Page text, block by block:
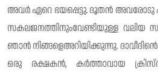
അവർ ഏറെ ഭയപ്പെട്ടു. ദൂതൻ അവരോടു
സകലജനത്തിനുംവേണ്ടിയുള്ള വലിയ
ഞാൻ നിങ്ങളെഅറിയിക്കുന്നു.
ഒരു രക്ഷകൻ, കർത്താവായ